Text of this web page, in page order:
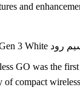
and
GO was the
of compact